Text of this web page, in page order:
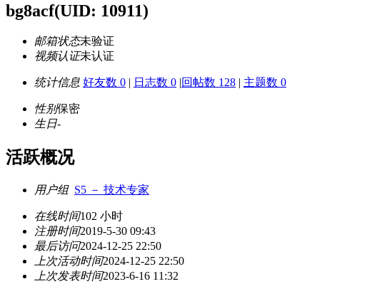
bg8acf(UID: 10911)
邮箱状态未验证
视频认证未认证
统计信息 好友数 0 | 日志数 0 |回帖数 128 | 主题数 0
性别保密
生日-
活跃概况
用户组 S5 － 技术专家
在线时间102 小时
注册时间2019-5-30 09:43
最后访问2024-12-25 22:50
上次活动时间2024-12-25 22:50
上次发表时间2023-6-16 11:32